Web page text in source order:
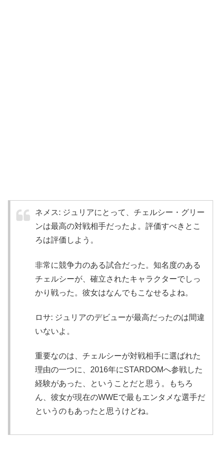
ネメス: ジュリアにとって、チェルシー・グリー
ンは最高の対戦相手だったよ。評価すべきとこ
ろは評価しよう。
非常に競争力のある試合だった。知名度のある
チェルシーが、確立されたキャラクターでしっ
かり戦った。彼女はなんでもこなせるよね。
ロサ: ジュリアのデビューが最高だったのは間違
いないよ。
重要なのは、チェルシーが対戦相手に選ばれた
理由の一つに、2016年にSTARDOMへ参戦した
経験があった、ということだと思う。もちろ
ん、彼女が現在のWWEで最もエンタメな選手だ
というのもあったと思うけどね。